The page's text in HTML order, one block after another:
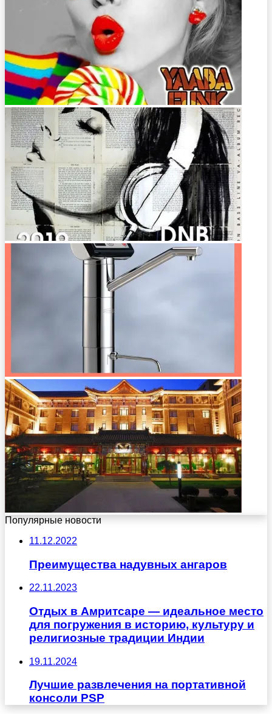
Популярные новости
11.12.2022
Преимущества надувных ангаров
22.11.2023
Отдых в Амритсаре — идеальное место
для погружения в историю, культуру и
религиозные традиции Индии
19.11.2024
Лучшие развлечения на портативной
консоли PSP